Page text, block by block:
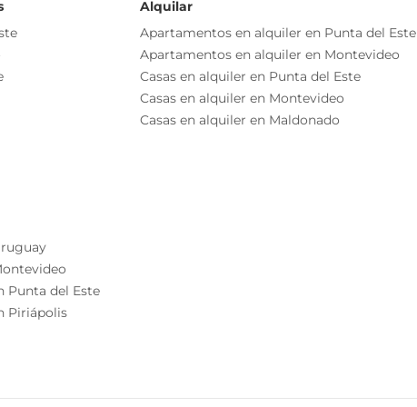
De Usos Múltiples - Sum
Punta del Este
Piriápolis
Alquilar
Apartamentos en alquiler en Punta del Este
Apartamentos en alquiler en Montevideo
Casas en alquiler en Punta del Este
Casas en alquiler en Montevideo
Casas en alquiler en Maldonado